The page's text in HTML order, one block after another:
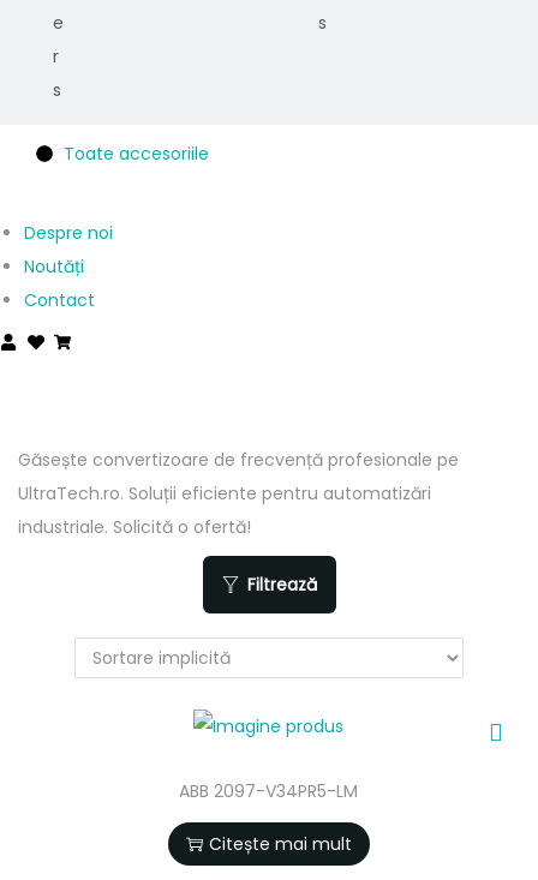
e
r
s
s
Toate accesoriile
Despre noi
Noutăți
Contact
Găsește convertizoare de frecvență profesionale pe
UltraTech.ro. Soluții eficiente pentru automatizări
industriale. Solicită o ofertă!
Filtrează
ABB 2097-V34PR5-LM
Citește mai mult